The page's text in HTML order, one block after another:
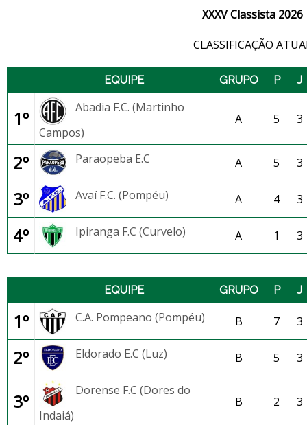
XXXV Classista 2026
CLASSIFICAÇÃO
EQUIPE GRUPO P J
1º
Abadia F.C. (Martinho
Campos)
A 5 3
2º Paraopeba E.C A 5 3
3º Avaí F.C. (Pompéu) A 4 3
4º Ipiranga F.C (Curvelo) A 1 3
EQUIPE GRUPO P J
1º C.A. Pompeano (Pompéu) B 7 3
2º Eldorado E.C (Luz) B 5 3
3º
Dorense F.C (Dores do
Indaiá)
B 2 3